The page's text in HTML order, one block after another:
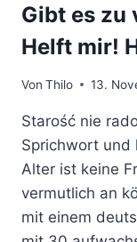
Gibt es zu
Helft mir!
Von Thilo 13.
Starość nie
Sprichwort und
Alter ist keine
vermutlich an
mit einem